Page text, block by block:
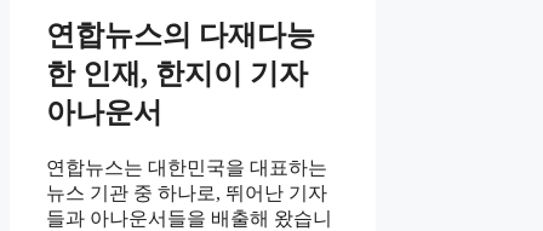
연합뉴스의 다재다능
한 인재, 한지이 기자
아나운서
연합뉴스는 대한민국을 대표하는
뉴스 기관 중 하나로, 뛰어난 기자
들과 아나운서들을 배출해 왔습니